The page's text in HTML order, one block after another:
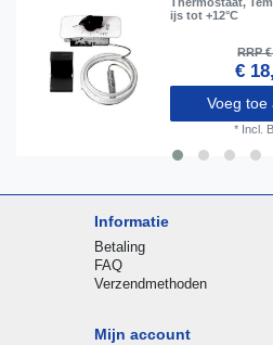
ijs tot +12°C
RRP
€
Voeg toe
* Incl.
Informatie
Betaling
FAQ
Verzendmethoden
Mijn account